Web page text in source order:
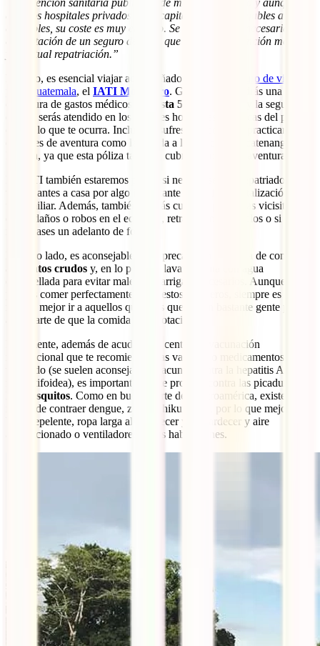
“La atención sanitaria pública es de muy baja calidad y aunque
algunos hospitales privados de la capital son homologables a los
españoles, su coste es muy elevado. Se hace así muy necesaria la
contratación de un seguro de viaje que contemple atención médica
y eventual repatriación.”
Por ello, es esencial viajar acompañado del mejor
seguro de viaje
para Guatemala, el IATI Mochilero. Gracias a él tendrás una
cobertura de gastos médicos de
hasta 500.000 euros
y la seguridad
de que serás atendido en los mejores hospitales y clínicas del país, te
ocurra lo que te ocurra. Incluso si sufres un accidente practicando
deportes de aventura como la subida a los volcanes Acatenango o
Pacaya, ya que esta póliza también cubre deportes de aventura.
En IATI también estaremos para ti si necesitases ser repatriado o
volver antes a casa por algo importante como la hospitalización de
un familiar. Además, también estarás cubierto para otras vicisitudes
como daños o robos en el equipaje, retrasos en los vuelos o si
necesitases un adelanto de fondos.
Por otro lado, es aconsejable tener precaución a la hora de comer
alimentos crudos y, en lo posible, lavar la fruta con agua
embotellada para evitar males de barriga innecesarios. Aunque
puedes comer perfectamente en puestos callejeros, siempre es
mucho mejor ir a aquellos que veas que tienen bastante gente para
asegurarte de que la comida tiene rotación.
Finalmente, además de acudir a un centro de vacunación
internacional que te recomienden las vacunas o medicamentos según
tu estado (se suelen aconsejar las vacunas contra la hepatitis A y la
fiebre tifoidea), es importante que te protejas contra las picaduras de
mosquitos. Como en buena parte de Centroamérica, existe
riesgo de contraer dengue, zika o chikunguya, por lo que mejor un
buen repelente, ropa larga al amanecer y al atardecer y aire
acondicionado o ventiladores en las habitaciones.